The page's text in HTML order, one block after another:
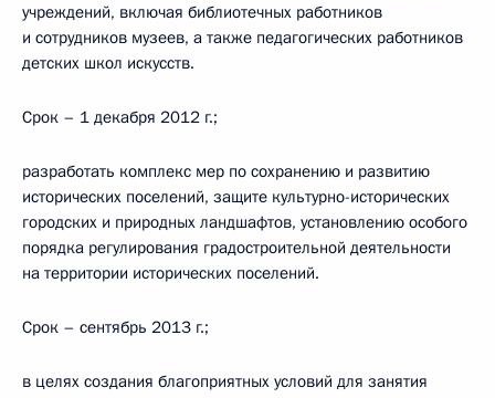
учреждений, включая библиотечных работников
и сотрудников музеев, а также педагогических работников
детских школ искусств.
Срок – 1 декабря 2012 г.;
разработать комплекс мер по сохранению и развитию
исторических поселений, защите культурно-исторических
городских и природных ландшафтов, установлению особого
порядка регулирования градостроительной деятельности
на территории исторических поселений.
Срок – сентябрь 2013 г.;
в целях создания благоприятных условий для занятия